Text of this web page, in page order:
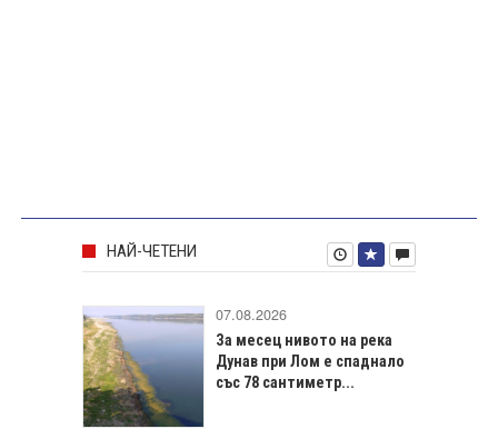
НАЙ-ЧЕТЕНИ
07.08.2026
За месец нивото на река
Дунав при Лом е спаднало
със 78 сантиметр...